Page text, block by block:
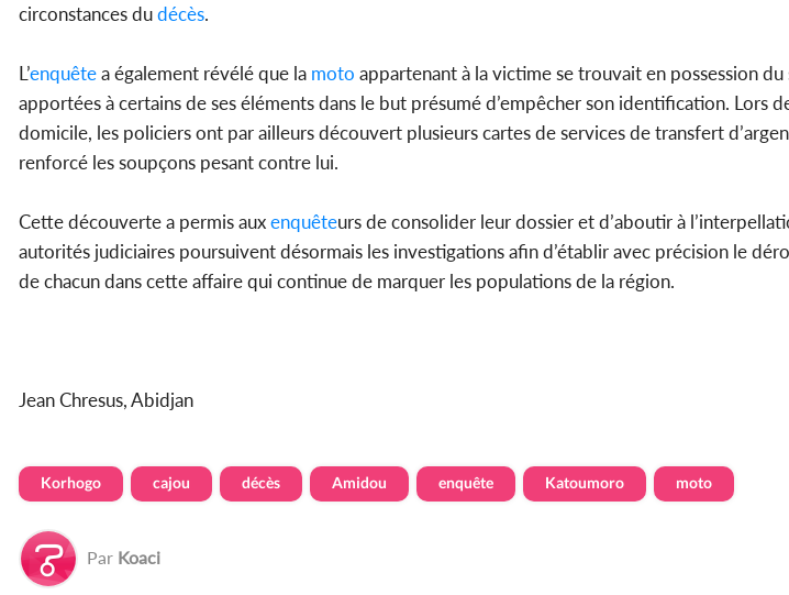
circonstances dudécès.
L’enquêtea également révélé que la moto appartenant à la victime se trouvait en possession
apportées à certains de ses éléments dans le but présumé d’empêcher son identification. Lors
domicile, les policiers ont par ailleurs découvert plusieurs cartes de services de transfert
renforcé les soupçons pesant contre lui.
Cette découverte a permis auxenquêteurs de consolider leur dossier et d’aboutir à
autorités judiciaires poursuivent désormais les investigations afin d’établir avec précision le
de chacun dans cette affaire qui continue de marquer les populations de la région.
Jean Chresus, Abidjan
Korhogo cajou décès Amidou enquête Katoumoro moto
Par Koaci